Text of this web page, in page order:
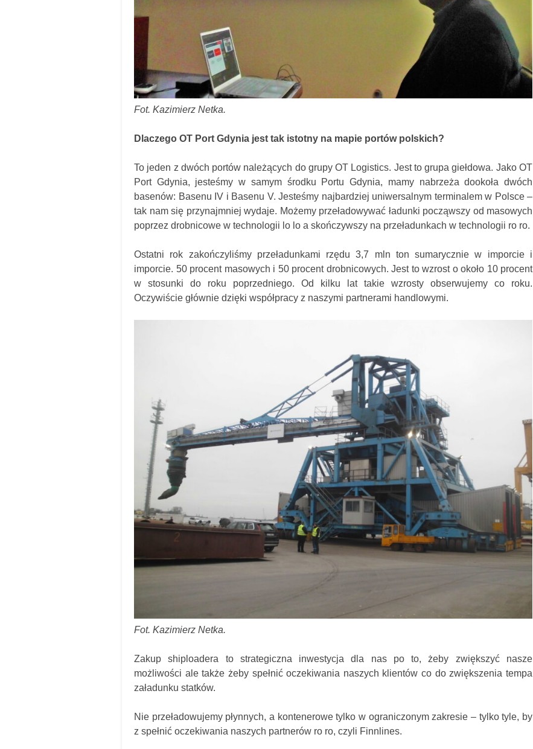
Fot. Kazimierz Netka.
Dlaczego OT Port Gdynia jest tak istotny na mapie portów polskich?
To jeden z dwóch portów należących do grupy OT Logistics. Jest to grupa giełdowa. Jako OT
Port Gdynia, jesteśmy w samym środku Portu Gdynia, mamy nabrzeża dookoła dwóch
basenów: Basenu IV i Basenu V. Jesteśmy najbardziej uniwersalnym terminalem w Polsce –
tak nam się przynajmniej wydaje. Możemy przeładowywać ładunki począwszy od masowych
poprzez drobnicowe w technologii lo lo a skończywszy na przeładunkach w technologii ro ro.
Ostatni rok zakończyliśmy przeładunkami rzędu 3,7 mln ton sumarycznie w imporcie i
imporcie. 50 procent masowych i 50 procent drobnicowych. Jest to wzrost o około 10 procent
w stosunki do roku poprzedniego. Od kilku lat takie wzrosty obserwujemy co roku.
Oczywiście głównie dzięki współpracy z naszymi partnerami handlowymi.
Fot. Kazimierz Netka.
Zakup shiploadera to strategiczna inwestycja dla nas po to, żeby zwiększyć nasze
możliwości ale także żeby spełnić oczekiwania naszych klientów co do zwiększenia tempa
załadunku statków.
Nie przeładowujemy płynnych, a kontenerowe tylko w ograniczonym zakresie – tylko tyle, by
z spełnić oczekiwania naszych partnerów ro ro, czyli Finnlines.